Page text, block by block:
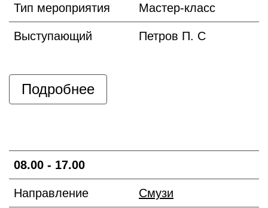
Тип мероприятия Мастер-класс
Выступающий Петров П. С
Подробнее
08.00 - 17.00
Направление Смузи